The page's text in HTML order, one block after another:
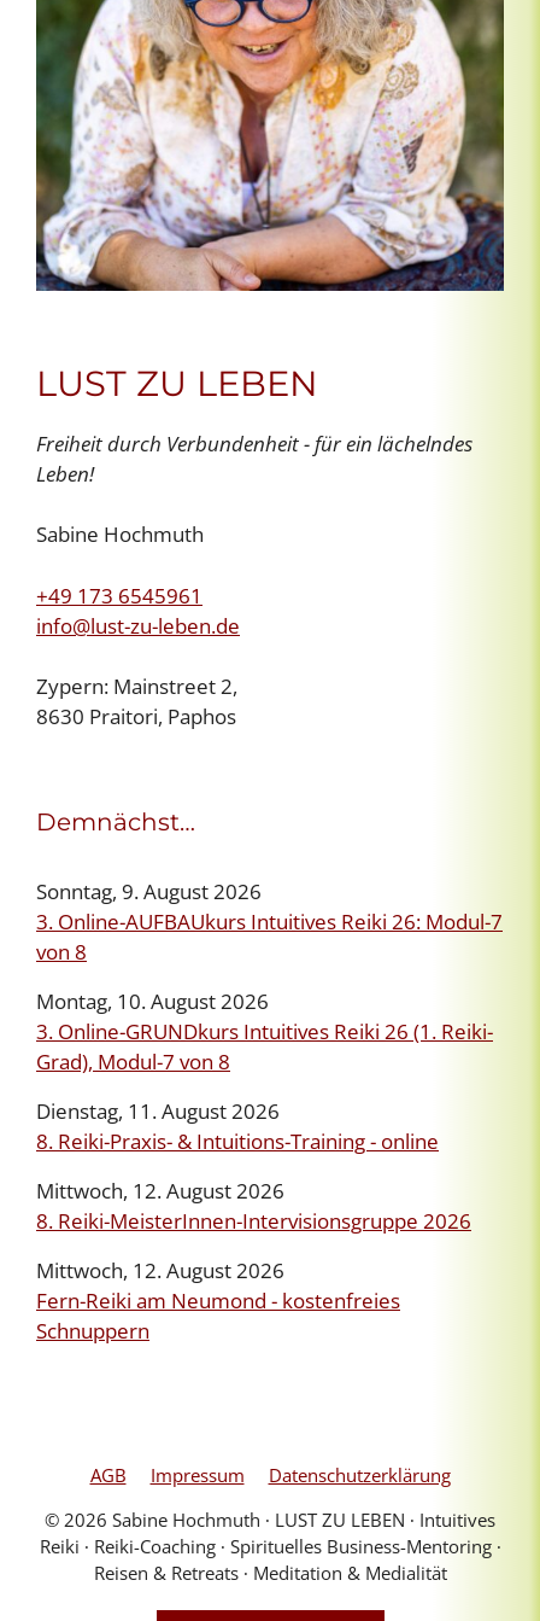
LUST ZU LEBEN
Freiheit durch Verbundenheit - für ein lächelndes
Leben!
Sabine Hochmuth
+49 173 6545961
info@lust-zu-leben.de
Zypern: Mainstreet 2,
8630 Praitori, Paphos
Demnächst…
Sonntag, 9. August 2026
3. Online-AUFBAUkurs Intuitives Reiki 26: Modul-7
von 8
Montag, 10. August 2026
3. Online-GRUNDkurs Intuitives Reiki 26 (1. Reiki-
Grad), Modul-7 von 8
Dienstag, 11. August 2026
8. Reiki-Praxis- & Intuitions-Training - online
Mittwoch, 12. August 2026
8. Reiki-MeisterInnen-Intervisionsgruppe 2026
Mittwoch, 12. August 2026
Fern-Reiki am Neumond - kostenfreies
Schnuppern
AGB Impressum
Datenschutzerklärung
© 2026 Sabine Hochmuth ∙ LUST ZU LEBEN ∙ Intuitives
Reiki ∙ Reiki-Coaching ∙ Spirituelles Business-Mentoring ∙
Reisen & Retreats ∙ Meditation & Medialität